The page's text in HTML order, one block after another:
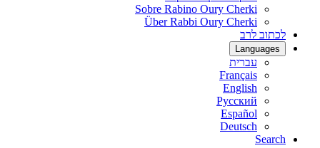
Sobre Rabino Oury Cherki
Über Rabbi Oury Cherki
לכתוב לרב
Languages
עברית
Français
English
Русский
Español
Deutsch
Search